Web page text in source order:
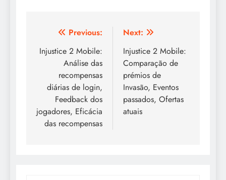
Post
navigation
Previous:
Injustice 2 Mobile:
Análise das
recompensas
diárias de login,
Feedback dos
jogadores, Eficácia
das recompensas
Next:
Injustice 2 Mobile:
Comparação de
prémios de
Invasão, Eventos
passados, Ofertas
atuais